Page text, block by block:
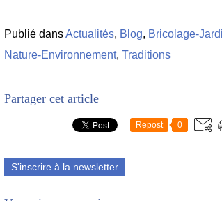
Publié dansActualités, Blog, Bricolage-
Nature-Environnement, Traditions
Partager cet article
Repost 0
S'inscrire à la newsletter